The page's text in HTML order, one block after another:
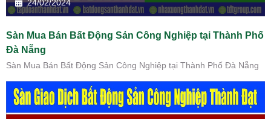
24/02/2024
Sàn Mua Bán Bất Động Sản Công Nghiệp tại Thành Phố
Đà Nẵng
Sàn Mua Bán Bất Động Sản Công Nghiệp tại Thành Phố Đà Nẵng